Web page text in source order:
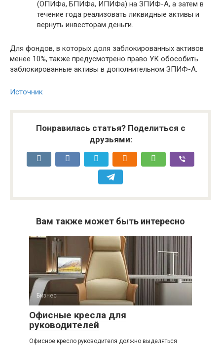
(ОПИФа, БПИФа, ИПИФа) на ЗПИФ-А, а затем в
течение года реализовать ликвидные активы и
вернуть инвесторам деньги.
Для фондов, в которых доля заблокированных активов
менее 10%, также предусмотрено право УК обособить
заблокированные активы в дополнительном ЗПИФ-А.
Источник
Понравилась статья? Поделиться с
друзьями:
Вам также может быть интересно
Бизнес
Офисные кресла для
руководителей
Офисное кресло руководителя должно выделяться